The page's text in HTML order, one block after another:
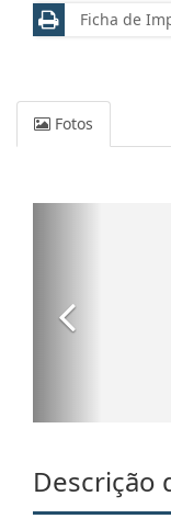
Ficha de
Fotos
Descrição